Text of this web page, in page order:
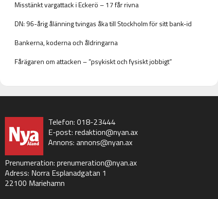
Misstänkt vargattack i Eckerö – 17 får rivna
DN: 96-årig ålänning tvingas åka till Stockholm för sitt bank-id
Bankerna, koderna och åldringarna
Fårägaren om attacken – ”psykiskt och fysiskt jobbigt”
Telefon: 018-23444
E-post: redaktion@nyan.ax
Annons: annons@nyan.ax
Prenumeration: prenumeration@nyan.ax
Adress: Norra Esplanadgatan 1
22100 Mariehamn